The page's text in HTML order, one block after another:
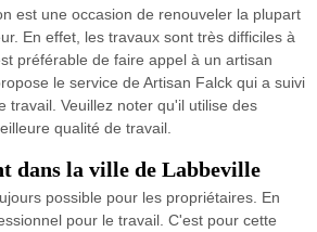
est une occasion de renouveler la plupart
En effet, les travaux sont très difficiles à
préférable de faire appel à un artisan
le service de Artisan Falck qui a suivi
travail. Veuillez noter qu'il utilise des
qualité de travail.
dans la ville de Labbeville
possible pour les propriétaires. En
pour le travail. C'est pour cette